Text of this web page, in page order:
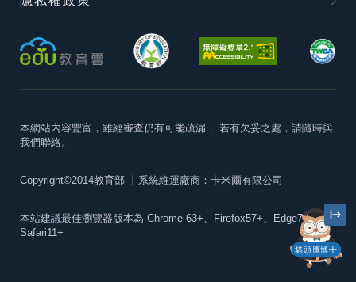
貓頭鷹博士
本網站內容豐富，雖經審查仍有可能疏漏， 若有欠妥之處，請隨時與
我們聯絡。
Copyright©2014教育部 丨系統維運廠商：卡米爾有限公司
本站建議最佳瀏覽器版本為 Chrome 63+、Firefox57+、Edge79+及
Safari11+